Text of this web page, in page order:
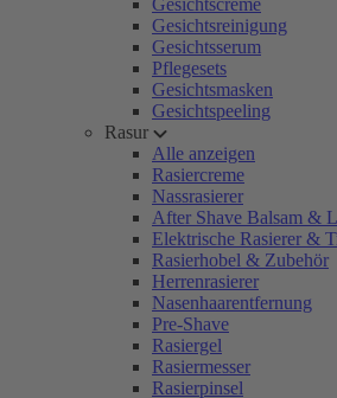
Gesichtscreme
Gesichtsreinigung
Gesichtsserum
Pflegesets
Gesichtsmasken
Gesichtspeeling
Rasur
Alle anzeigen
Rasiercreme
Nassrasierer
After Shave Balsam &
Elektrische Rasierer &
Rasierhobel & Zubehör
Herrenrasierer
Nasenhaarentfernung
Pre-Shave
Rasiergel
Rasiermesser
Rasierpinsel